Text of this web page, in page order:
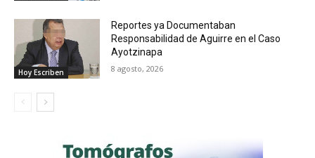
Hoy Escriben
Reportes ya Documentaban
Responsabilidad de Aguirre en el Caso
Ayotzinapa
8 agosto, 2026